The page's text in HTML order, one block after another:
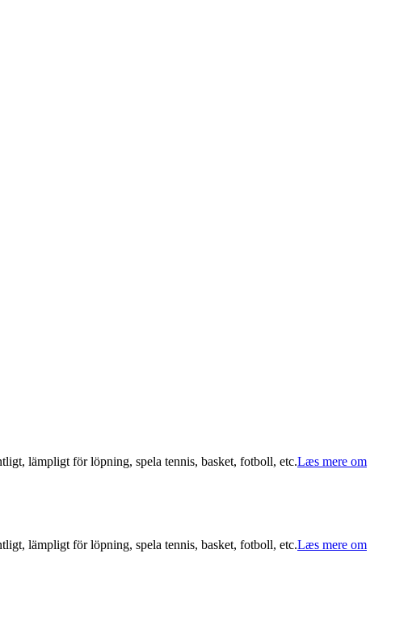
lämpligt för löpning, spela tennis, basket, fotboll, etc.Læs mere om
lämpligt för löpning, spela tennis, basket, fotboll, etc.Læs mere om